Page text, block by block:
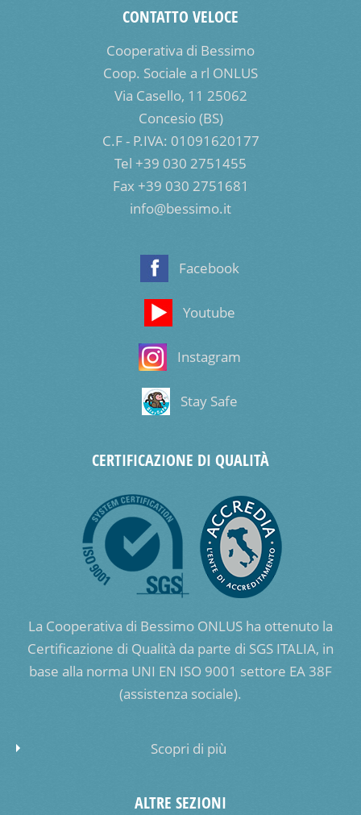
CONTATTO VELOCE
Cooperativa di Bessimo
Coop. Sociale a rl ONLUS
Via Casello, 11 25062
Concesio (BS)
C.F - P.IVA: 01091620177
Tel +39 030 2751455
Fax +39 030 2751681
info@bessimo.it
Facebook
Youtube
Instagram
Stay Safe
CERTIFICAZIONE DI QUALITÀ
La Cooperativa di Bessimo ONLUS ha ottenuto la
Certificazione di Qualità da parte di SGS ITALIA, in
base alla norma UNI EN ISO 9001 settore EA 38F
(assistenza sociale).
Scopri di più
ALTRE SEZIONI